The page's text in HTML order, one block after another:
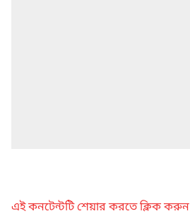
এই কনটেন্টটি শেয়ার করতে ক্লিক করুন